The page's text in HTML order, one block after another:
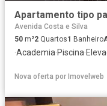
Avenida Costa e Silva
50 m²2 Quartos1 Banheiro
·Academia·Piscina·
Nova oferta por Imovelweb